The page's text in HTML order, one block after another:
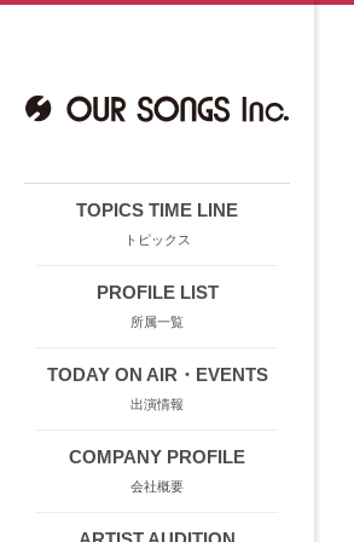
TOPICS TIME LINE
トピックス
PROFILE LIST
所属一覧
TODAY ON AIR・EVENTS
出演情報
COMPANY PROFILE
会社概要